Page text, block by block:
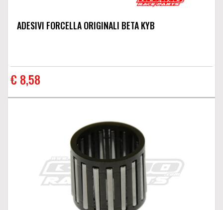
ADESIVI FORCELLA ORIGINALI BETA KYB
€ 8,58